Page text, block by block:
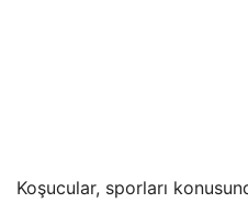
Koşucular, sporları